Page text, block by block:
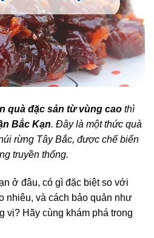
quà đặc sản từ vùng cao thì
Bắc Kạn. Đây là một thức quà
rừng Tây Bắc, được chế biến
truyền thống.
ở đâu, có gì đặc biệt so với
nhiêu, và cách bảo quản như
vị? Hãy cùng khám phá trong